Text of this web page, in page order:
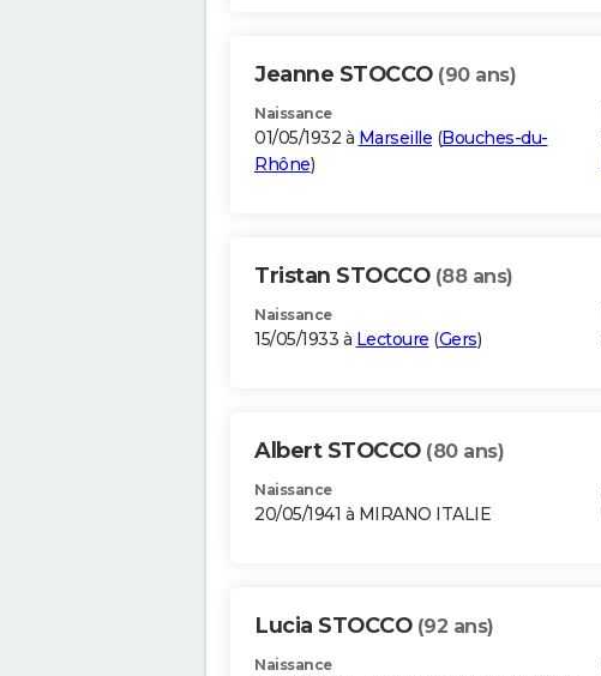
Jeanne STOCCO (90 ans)
Naissance
01/05/1932 à Marseille (Bouches-du-
Rhône)
Tristan STOCCO (88 ans)
Naissance
15/05/1933 à Lectoure (Gers)
Albert STOCCO (80 ans)
Naissance
20/05/1941 à MIRANO ITALIE
Lucia STOCCO (92 ans)
Naissance